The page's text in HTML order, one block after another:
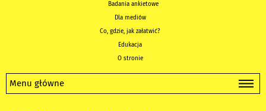
Badania ankietowe
Dla mediów
Co, gdzie, jak załatwić?
Edukacja
O stronie
Menu główne